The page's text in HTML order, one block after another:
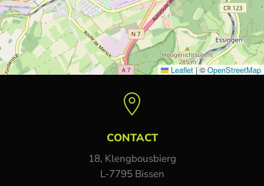
Leaflet | ©OpenStreetMap
CONTACT
18, Klengbousbierg
L-7795 Bissen